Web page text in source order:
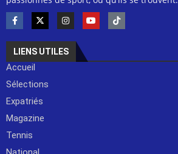
LIENS UTILES
Accueil
Sélections
Expatriés
Magazine
Tennis